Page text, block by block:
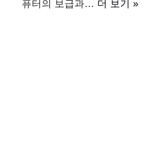
퓨터의 보급과… 더 보기 »